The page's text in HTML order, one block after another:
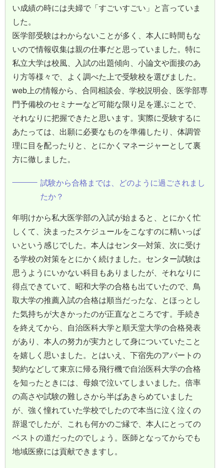
い成績の時には夫婦で「すごいすごい」と言っていま
した。
医学部受験はわからないことが多く、本人に時間もな
いので情報収集は親の仕事だと思っていました。特に
私立大学は校風、入試の出題傾向、小論文や面接のあ
り方等様々で、よく調べた上で受験校を選びました。
web上の情報から、合同相談会、学校説明会、医学部専
門予備校のセミナーなど可能な限り足を運ぶことで、
それなりに把握できたと思います。実際に受験するに
あたっては、出願に必要なものを準備したり、体調管
理に目を配ったりと、とにかくマネージャーとして裏
方に徹しました。
試験から合格までは、どのように過ごされまし
たか？
年明けから私大医学部の入試が始まると、とにかく忙
しくて、決まったスケジュールをこなすのに精いっぱ
いという感じでした。本人はセンタ―対策、次に受け
る学校の対策をとにかく続けました。センター試験は
思うようにいかない科目もありましたが、それなりに
得点できていて、昭和大学の合格も出ていたので、鳥
取大学の推薦入試の合格は順当だったな、とほっとし
た気持ちが大きかったのが正直なところです。手続き
を終えてから、自治医科大学と順天堂大学の合格発表
があり、本人の努力が実力として身についていたこと
を嬉しく思いました。とはいえ、下宿先のアパートの
契約などして東京に帰る飛行機で自治医科大学の合格
を知ったときには、母娘で泣いてしまいました。倍率
の高さや試験の難しさから半ばあきらめていました
が、強く憧れていた学校でしたので本当に泣く泣くの
辞退でしたが、これも何かのご縁で、本人にとっての
ベストの道だったのでしょう。医師となってからでも
地域医療には貢献できますし。